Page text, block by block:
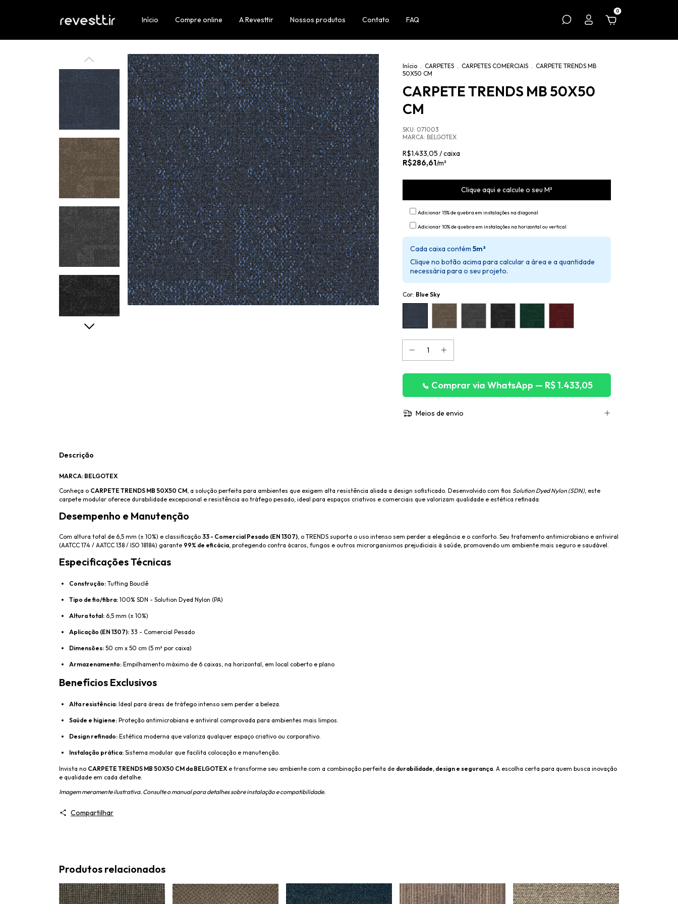
Início Compre online A Revesttir Nossos produtos Contato FAQ
0
Início . CARPETES . CARPETES COMERCIAIS . CARPETE TRENDS MB
50X50 CM
CARPETE TRENDS MB 50X50
CM
SKU: 071003
MARCA: BELGOTEX
R$1.433,05 / caixa
R$286,61/m²
Clique aqui e calcule o seu M²
Adicionar 15% de quebra em instalações na diagonal
Adicionar 10% de quebra em instalações na horizontal ou vertical
Cada caixa contém 5m²
Clique no botão acima para calcular a área e a quantidade
necessária para o seu projeto.
Cor: Blue Sky
Comprar via WhatsApp — R$ 1.433,05
Meios de envio
Descrição
MARCA: BELGOTEX
Conheça o CARPETE TRENDS MB 50X50 CM , a solução perfeita para ambientes que exigem alta resistência aliada a design sofisticado. Desenvolvido com fios Solution Dyed Nylon (SDN), este
carpete modular oferece durabilidade excepcional e resistência ao tráfego pesado, ideal para espaços criativos e comerciais que valorizam qualidade e estética refinada.
Desempenho e Manutenção
Com altura total de 6,5 mm (± 10%) e classificação 33 - Comercial Pesado (EN 1307) , o TRENDS suporta o uso intenso sem perder a elegância e o conforto. Seu tratamento antimicrobiano e antiviral
(AATCC 174 / AATCC 138 / ISO 18184) garante 99% de eficácia , protegendo contra ácaros, fungos e outros microrganismos prejudiciais à saúde, promovendo um ambiente mais seguro e saudável.
Especificações Técnicas
Construção: Tufting Bouclê
Tipo de fio/fibra: 100% SDN - Solution Dyed Nylon (PA)
Altura total: 6,5 mm (± 10%)
Aplicação (EN 1307): 33 - Comercial Pesado
Dimensões: 50 cm x 50 cm (5 m² por caixa)
Armazenamento: Empilhamento máximo de 6 caixas, na horizontal, em local coberto e plano
Benefícios Exclusivos
Alta resistência: Ideal para áreas de tráfego intenso sem perder a beleza.
Saúde e higiene: Proteção antimicrobiana e antiviral comprovada para ambientes mais limpos.
Design refinado: Estética moderna que valoriza qualquer espaço criativo ou corporativo.
Instalação prática: Sistema modular que facilita colocação e manutenção.
Invista no CARPETE TRENDS MB 50X50 CM da BELGOTEX e transforme seu ambiente com a combinação perfeita de durabilidade, design e segurança . A escolha certa para quem busca inovação
e qualidade em cada detalhe.
Imagem meramente ilustrativa. Consulte o manual para detalhes sobre instalação e compatibilidade.
Compartilhar
Produtos relacionados